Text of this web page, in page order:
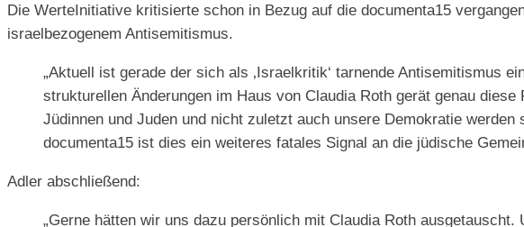
Die WerteInitiative kritisierte schon in Bezug auf die documenta15
israelbezogenem Antisemitismus.
„Aktuell ist gerade der sich als ‚Israelkritik‘ tarnende Antisemitismus
strukturellen Änderungen im Haus von Claudia Roth gerät genau
Jüdinnen und Juden und nicht zuletzt auch unsere Demokratie
documenta15 ist dies ein weiteres fatales Signal an die jüdische
Adler abschließend:
„Gerne hätten wir uns dazu persönlich mit Claudia Roth